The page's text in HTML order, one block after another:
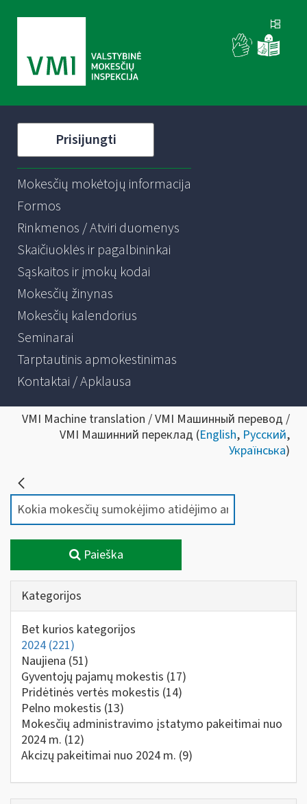
Prisijungti
Mokesčių mokėtojų informacija
Formos
Rinkmenos / Atviri duomenys
Skaičiuoklės ir pagalbininkai
Sąskaitos ir įmokų kodai
Mokesčių žinynas
Mokesčių kalendorius
Seminarai
Tarptautinis apmokestinimas
Kontaktai / Apklausa
VMI Machine translation / VMI Машинный перевод /
VMI Машинний переклад (English, Русский,
Українська)
Paieška
Kategorijos
Bet kurios kategorijos
2024 (221)
Naujiena (51)
Gyventojų pajamų mokestis (17)
Pridėtinės vertės mokestis (14)
Pelno mokestis (13)
Mokesčių administravimo įstatymo pakeitimai nuo
2024 m. (12)
Akcizų pakeitimai nuo 2024 m. (9)